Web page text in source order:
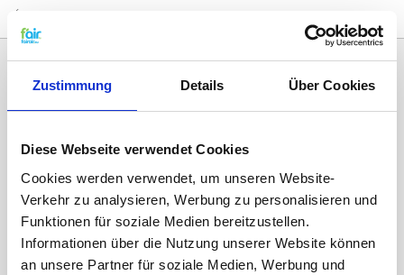
Zustimmung Details Über Cookies
Diese Webseite verwendet Cookies
Cookies werden verwendet, um unseren Website-
Verkehr zu analysieren, Werbung zu personalisieren und
Funktionen für soziale Medien bereitzustellen.
Informationen über die Nutzung unserer Website können
an unsere Partner für soziale Medien, Werbung und
Kategorien
ERSATZFILTER / GERÄTEFILTER